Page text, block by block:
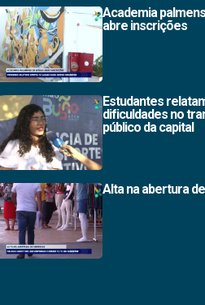
Academia
abre inscrições
Estudantes
dificuldades no
público da capital
Alta na abertura